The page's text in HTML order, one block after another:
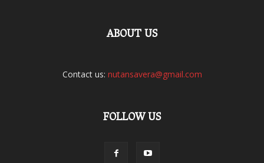
ABOUT US
Contact us: nutansavera@gmail.com
FOLLOW US